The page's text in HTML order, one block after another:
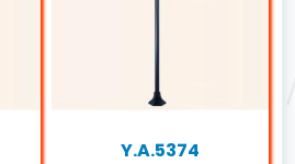
Y.A.5374